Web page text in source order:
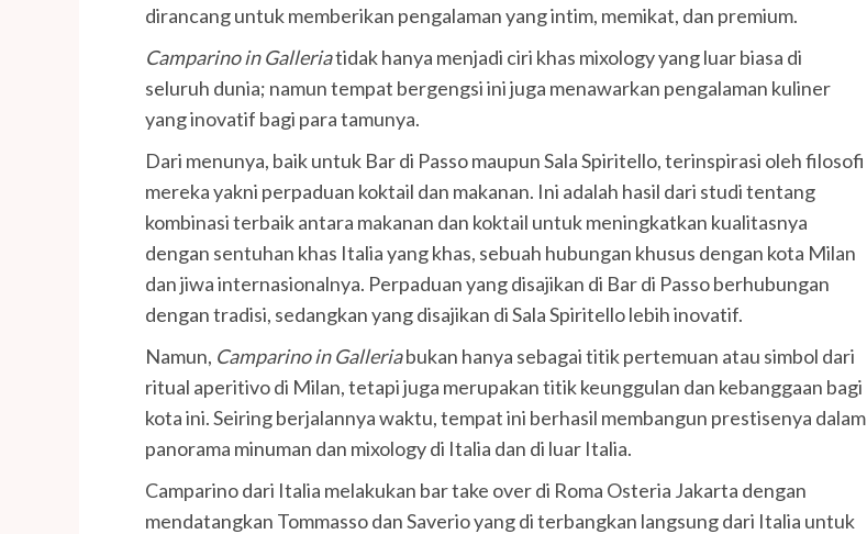
dirancang untuk memberikan pengalaman yang intim, memikat, dan premium.
Camparino in Galleriatidak hanya menjadi ciri khas mixology yang luar biasa di
seluruh dunia; namun tempat bergengsi ini juga menawarkan pengalaman kuliner
yang inovatif bagi para tamunya.
Dari menunya, baik untuk Bar di Passo maupun Sala Spiritello, terinspirasi oleh filosofi
mereka yakni perpaduan koktail dan makanan. Ini adalah hasil dari studi tentang
kombinasi terbaik antara makanan dan koktail untuk meningkatkan kualitasnya
dengan sentuhan khas Italia yang khas, sebuah hubungan khusus dengan kota Milan
dan jiwa internasionalnya. Perpaduan yang disajikan di Bar di Passo berhubungan
dengan tradisi, sedangkan yang disajikan di Sala Spiritello lebih inovatif.
Namun, Camparino in Galleriabukan hanya sebagai titik pertemuan atau simbol dari
ritual aperitivo di Milan, tetapi juga merupakan titik keunggulan dan kebanggaan bagi
kota ini. Seiring berjalannya waktu, tempat ini berhasil membangun prestisenya dalam
panorama minuman dan mixology di Italia dan di luar Italia.
Camparino dari Italia melakukan bar take over di Roma Osteria Jakarta dengan
mendatangkan Tommasso dan Saverio yang di terbangkan langsung dari Italia untuk